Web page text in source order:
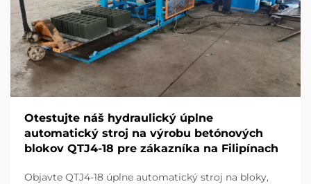
Otestujte náš hydraulický úplne
automatický stroj na výrobu betónových
blokov QTJ4-18 pre zákazníka na Filipínach
Objavte QTJ4-18 úplne automatický stroj na bloky,